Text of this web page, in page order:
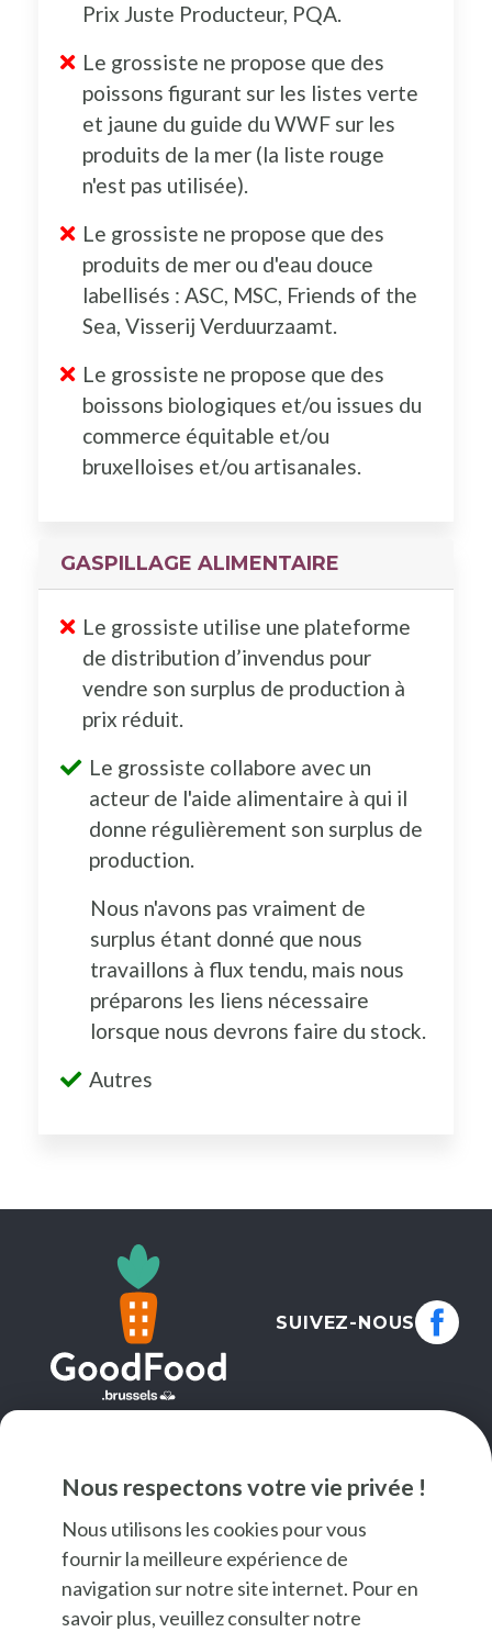
Nous respectons votre vie privée !
Nous utilisons les cookies pour vous
fournir la meilleure expérience de
navigation sur notre site internet. Pour en
savoir plus, veuillez consulter notre
Prix Juste Producteur, PQA.
Le grossiste ne propose que des
poissons figurant sur les listes verte
et jaune du guide du WWF sur les
produits de la mer (la liste rouge
n'est pas utilisée).
Le grossiste ne propose que des
produits de mer ou d'eau douce
labellisés : ASC, MSC, Friends of the
Sea, Visserij Verduurzaamt.
Le grossiste ne propose que des
boissons biologiques et/ou issues du
commerce équitable et/ou
bruxelloises et/ou artisanales.
GASPILLAGE ALIMENTAIRE
Le grossiste utilise une plateforme
de distribution d’invendus pour
vendre son surplus de production à
prix réduit.
Le grossiste collabore avec un
acteur de l'aide alimentaire à qui il
donne régulièrement son surplus de
production.
Nous n'avons pas vraiment de
surplus étant donné que nous
travaillons à flux tendu, mais nous
préparons les liens nécessaire
lorsque nous devrons faire du stock.
Autres
SUIVEZ-NOUS